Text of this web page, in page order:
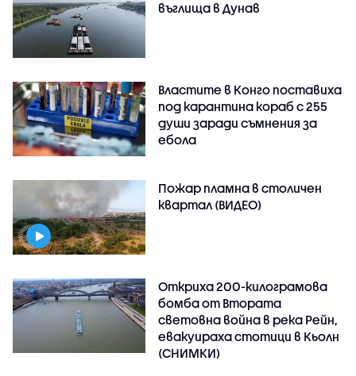
въглища в Дунав
Властите в Конго поставиха
под карантина кораб с 255
души заради съмнения за
ебола
Пожар пламна в столичен
квартал (ВИДЕО)
Откриха 200-килограмова
бомба от Втората
световна война в река Рейн,
евакуираха стотици в Кьолн
(СНИМКИ)